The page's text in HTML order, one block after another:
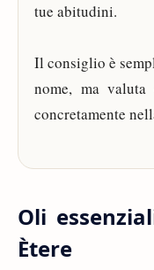
tue abitudini.
Il consiglio è
nome, ma
concretamente
Oli
Ètere